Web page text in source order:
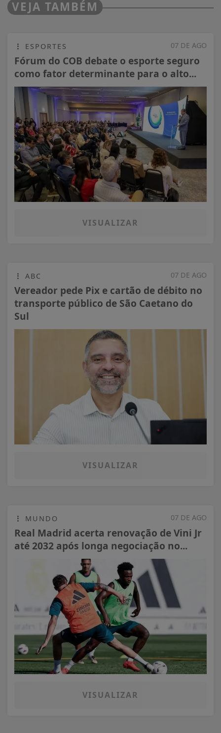
VEJA TAMBÉM
07 DE AGO
ESPORTES
Fórum do COB debate o esporte seguro
como fator determinante para o alto...
VISUALIZAR
07 DE AGO
ABC
Vereador pede Pix e cartão de débito no
transporte público de São Caetano do
Sul
VISUALIZAR
07 DE AGO
MUNDO
Real Madrid acerta renovação de Vini Jr
até 2032 após longa negociação no...
VISUALIZAR